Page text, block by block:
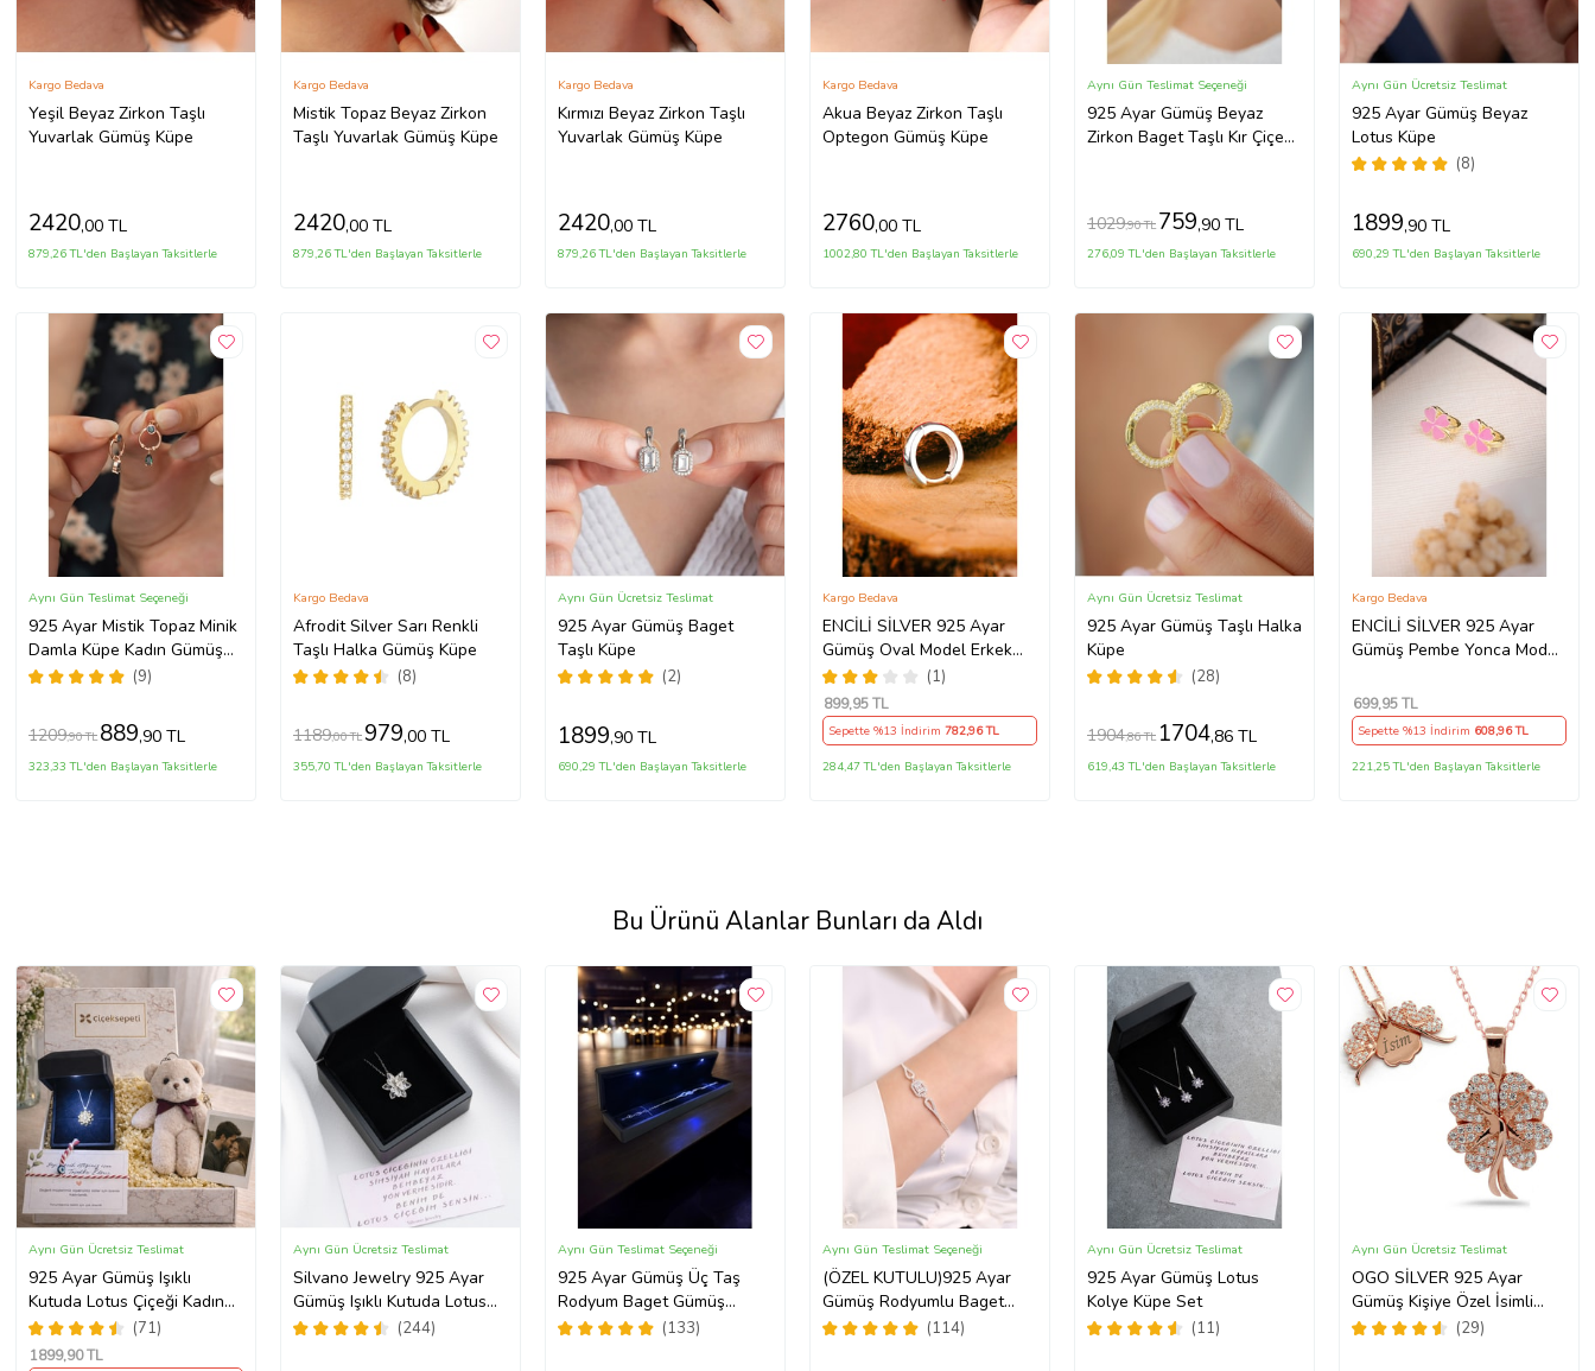
Yeşil Beyaz Zirkon Taşlı
Yuvarlak Gümüş Küpe
Kargo Bedava
2420,00 TL
879,26 TL'den Başlayan Taksitlerle
Mistik Topaz Beyaz Zirkon
Taşlı Yuvarlak Gümüş Küpe
Kargo Bedava
2420,00 TL
879,26 TL'den Başlayan Taksitlerle
Kırmızı Beyaz Zirkon Taşlı
Yuvarlak Gümüş Küpe
Kargo Bedava
2420,00 TL
879,26 TL'den Başlayan Taksitlerle
Akua Beyaz Zirkon Taşlı
Optegon Gümüş Küpe
Kargo Bedava
2760,00 TL
1002,80 TL'den Başlayan Taksitlerle
925 Ayar Gümüş Beyaz
Zirkon Baget Taşlı Kır Çiçeği
Aynı Gün Teslimat Seçeneği
1029,90 TL 759,90 TL
276,09 TL'den Başlayan Taksitlerle
925 Ayar Gümüş Beyaz
Lotus Küpe
(8)
Aynı Gün Ücretsiz Teslimat
1899,90 TL
690,29 TL'den Başlayan Taksitlerle
925 Ayar Mistik Topaz Minik
Damla Küpe Kadın Gümüş
Küpe
(9)
Aynı Gün Teslimat Seçeneği
1209,90 TL 889,90 TL
323,33 TL'den Başlayan Taksitlerle
Afrodit Silver Sarı Renkli
Taşlı Halka Gümüş Küpe
(8)
Kargo Bedava
1189,00 TL 979,00 TL
355,70 TL'den Başlayan Taksitlerle
925 Ayar Gümüş Baget
Taşlı Küpe
(2)
Aynı Gün Ücretsiz Teslimat
1899,90 TL
690,29 TL'den Başlayan Taksitlerle
ENCİLİ SİLVER 925 Ayar
Gümüş Oval Model Erkek
Küpe
(1)
Kargo Bedava
899,95 TL
Sepette %13 İndirim 782,96 TL
284,47 TL'den Başlayan Taksitlerle
925 Ayar Gümüş Taşlı Halka
Küpe
(28)
Aynı Gün Ücretsiz Teslimat
1904,86 TL 1704,86 TL
619,43 TL'den Başlayan Taksitlerle
ENCİLİ SİLVER 925 Ayar
Gümüş Pembe Yonca Model
Kargo Bedava
699,95 TL
Sepette %13 İndirim 608,96 TL
221,25 TL'den Başlayan Taksitlerle
Bu Ürünü Alanlar Bunları da Aldı
925 Ayar Gümüş Işıklı
Kutuda Lotus Çiçeği Kadın
Kolye , Peluş Ayıcık
Anahtarlık Marteniçka
(71)
Aynı Gün Ücretsiz Teslimat
1899,90 TL
Silvano Jewelry 925 Ayar
Gümüş Işıklı Kutuda Lotus
Kolye
(244)
Aynı Gün Ücretsiz Teslimat
925 Ayar Gümüş Üç Taş
Rodyum Baget Gümüş
Bileklik(IŞIKLI KUTULU)
(133)
Aynı Gün Teslimat Seçeneği
(ÖZEL KUTULU)925 Ayar
Gümüş Rodyumlu Baget
Taşlı Bileklik (114)
Aynı Gün Teslimat Seçeneği
925 Ayar Gümüş Lotus
Kolye Küpe Set
(11)
Aynı Gün Ücretsiz Teslimat
OGO SİLVER 925 Ayar
Gümüş Kişiye Özel İsimli
rose Yonca Kolye
(29)
Aynı Gün Ücretsiz Teslimat